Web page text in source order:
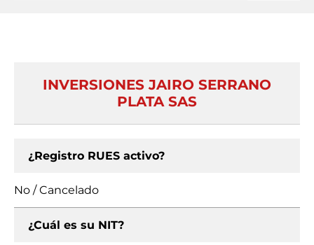
INVERSIONES JAIRO SERRANO
PLATA SAS
¿Registro RUES activo?
No / Cancelado
¿Cuál es su NIT?